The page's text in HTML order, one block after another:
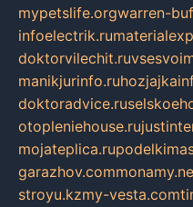
mypetslife.orgwarren-
infoelectrik.ru
doktorvilechit.ru
manikjurinfo.ru
doktoradvice.ru
otopleniehouse.ru
mojateplica.ru
garazhov.com
stroyu.kzmy-vesta.com